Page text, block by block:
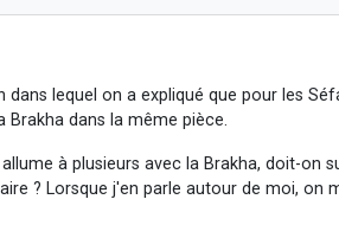
dans lequel on a expliqué que pour les
Brakha dans la même pièce.
à plusieurs avec la Brakha, doit-on
? Lorsque j'en parle autour de moi, on